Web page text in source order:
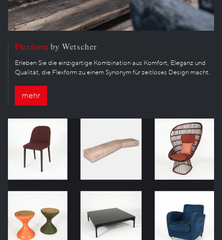
Flexform by Wetscher
Erleben Sie die einzigartige Kombination aus Komfort, Eleganz und
Qualität, die Flexform zu einem Synonym für zeitloses Design macht.
mehr